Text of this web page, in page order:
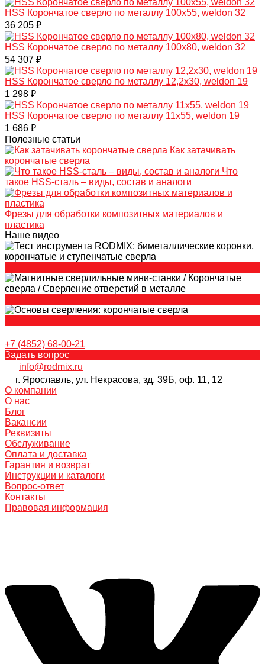
HSS Корончатое сверло по металлу 100x55, weldon 32
36 205 ₽
HSS Корончатое сверло по металлу 100x80, weldon 32
54 307 ₽
HSS Корончатое сверло по металлу 12,2x30, weldon 19
1 298 ₽
HSS Корончатое сверло по металлу 11x55, weldon 19
1 686 ₽
Полезные статьи
Как затачивать
корончатые сверла
Что
такое HSS-сталь – виды, состав и аналоги
Фрезы для обработки композитных материалов и
пластика
Наше видео
+7 (4852) 68-00-21
Задать вопрос
info@rodmix.ru
г. Ярославль, ул. Некрасова, зд. 39Б, оф. 11, 12
О компании
О нас
Блог
Вакансии
Реквизиты
Обслуживание
Оплата и доставка
Гарантия и возврат
Инструкции и каталоги
Вопрос-ответ
Контакты
Правовая информация